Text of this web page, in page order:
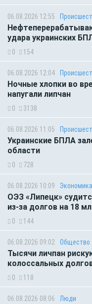
06.08.2026 12:55
удара украинских
0 154
06.08.2026 12:04
Ночные хлопки во
напугали липчан
0 3138
06.08.2026 11:05
Украинские БПЛА
области
0 728
06.08.2026 10:09 Экономика
ОЭЗ «Липецк»
из-за долгов на 18
0 144
06.08.2026 09:02 Общество
Тысячи личпан
колоссальных
0 118
06.08.2026 08:06 Люди